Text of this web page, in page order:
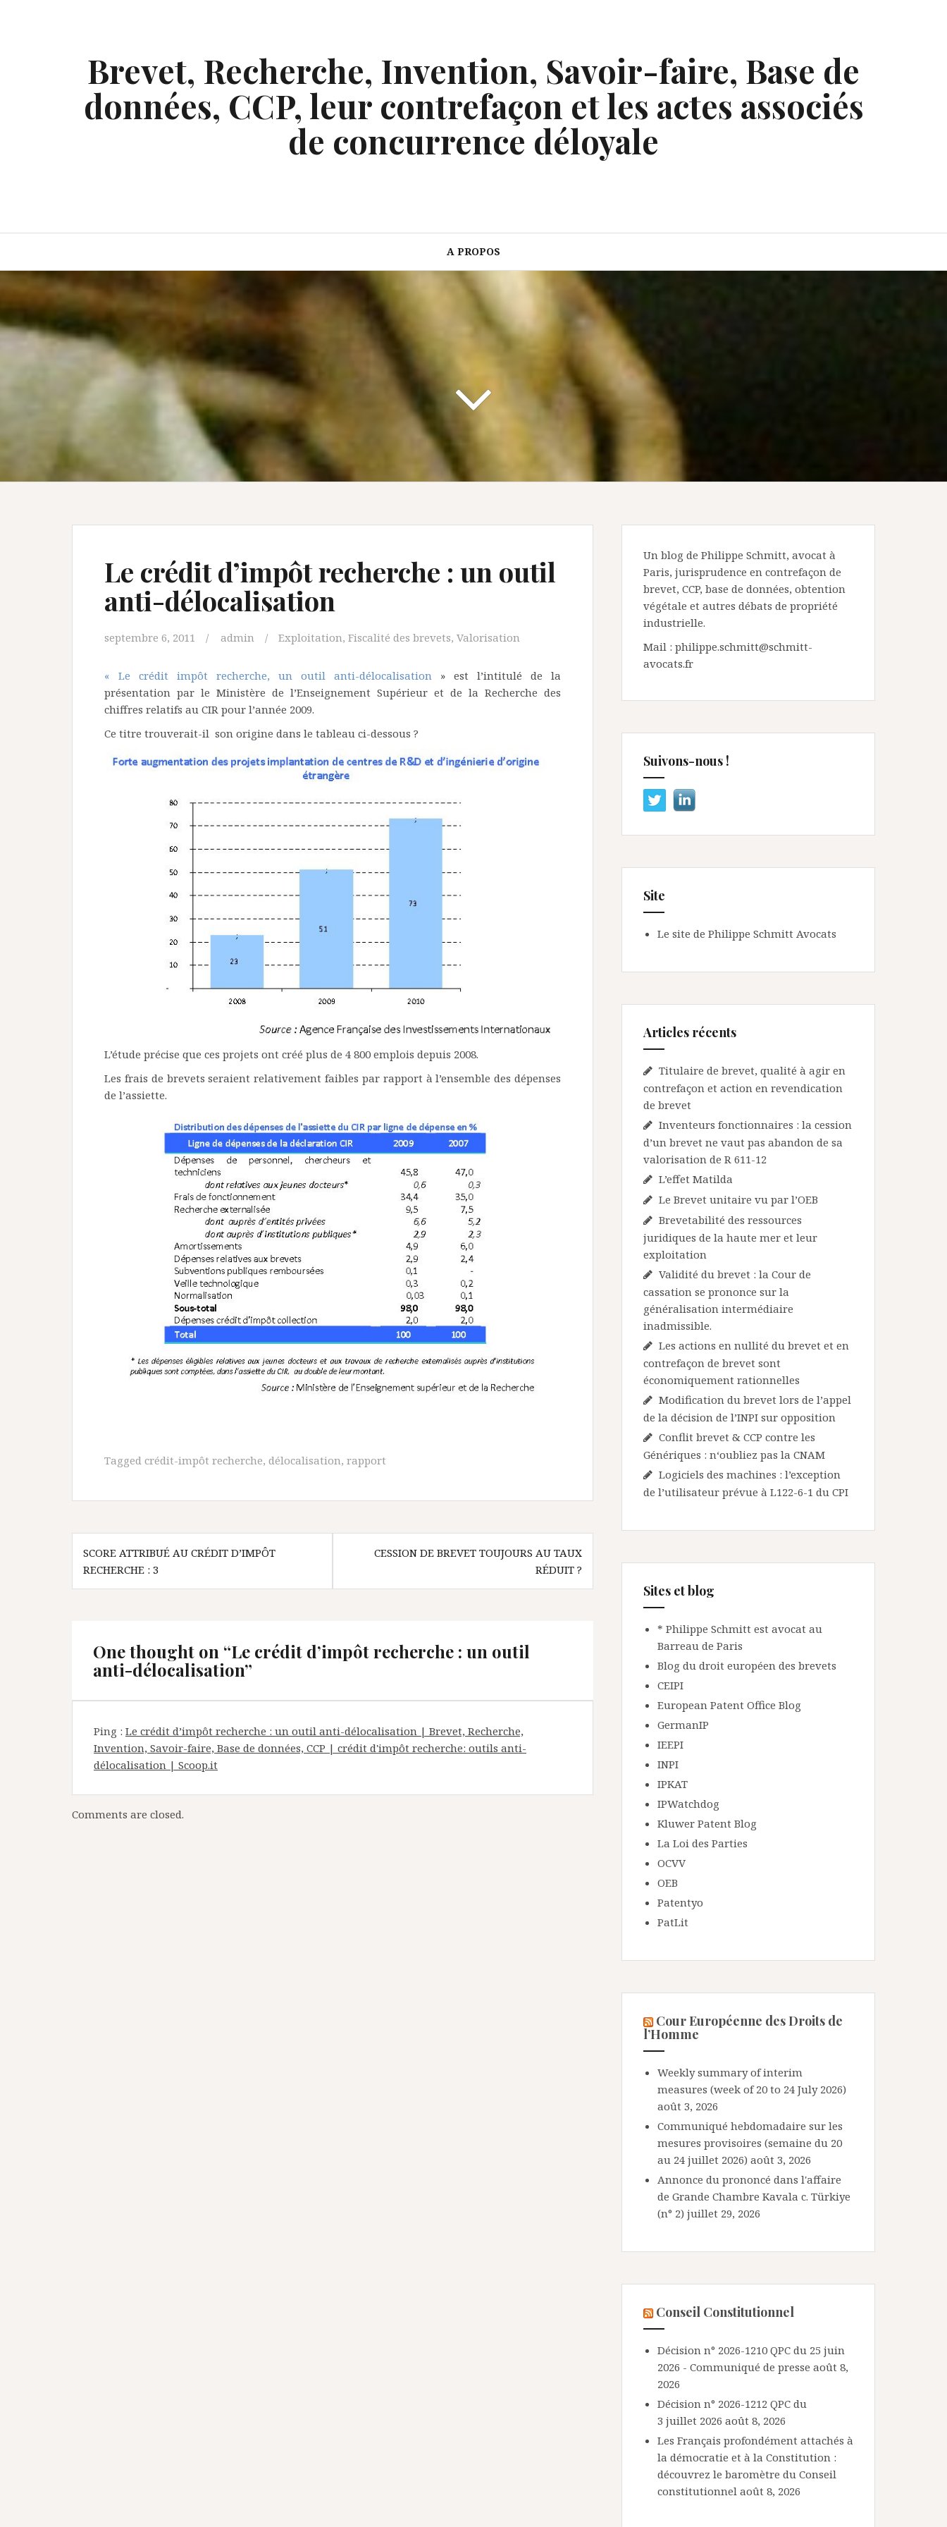
Brevet, Recherche, Invention, Savoir-faire, Base de
données, CCP, leur contrefaçon et les actes associés
de concurrence déloyale
A PROPOS
Le crédit d’impôt recherche : un outil
anti-délocalisation
septembre 6, 2011 admin Exploitation, Fiscalité des brevets, Valorisation
« Le crédit impôt recherche, un outil anti-délocalisation » est l’intitulé de la
présentation par le Ministère de l’Enseignement Supérieur et de la Recherche des
chiffres relatifs au CIR pour l’année 2009.
Ce titre trouverait-il son origine dans le tableau ci-dessous ?
L’étude précise que ces projets ont créé plus de 4 800 emplois depuis 2008.
Les frais de brevets seraient relativement faibles par rapport à l’ensemble des dépenses
de l’assiette.
Tagged crédit-impôt recherche, délocalisation, rapport
Navigation
de
l’article
SCORE ATTRIBUÉ AU CRÉDIT D’IMPÔT
RECHERCHE : 3
CESSION DE BREVET TOUJOURS AU TAUX
RÉDUIT ?
One thought on “Le crédit d’impôt recherche : un outil
anti-délocalisation”
Ping : Le crédit d’impôt recherche : un outil anti-délocalisation | Brevet, Recherche,
Invention, Savoir-faire, Base de données, CCP | crédit d'impôt recherche: outils anti-
délocalisation | Scoop.it
Comments are closed.
Un blog de Philippe Schmitt, avocat à
Paris, jurisprudence en contrefaçon de
brevet, CCP, base de données, obtention
végétale et autres débats de propriété
industrielle.
Mail : philippe.schmitt@schmitt-
avocats.fr
Suivons-nous !
Site
Le site de Philippe Schmitt Avocats
Articles récents
Titulaire de brevet, qualité à agir en
contrefaçon et action en revendication
de brevet
Inventeurs fonctionnaires : la cession
d’un brevet ne vaut pas abandon de sa
valorisation de R 611-12
L’effet Matilda
Le Brevet unitaire vu par l’OEB
Brevetabilité des ressources
juridiques de la haute mer et leur
exploitation
Validité du brevet : la Cour de
cassation se prononce sur la
généralisation intermédiaire
inadmissible.
Les actions en nullité du brevet et en
contrefaçon de brevet sont
économiquement rationnelles
Modification du brevet lors de l’appel
de la décision de l’INPI sur opposition
Conflit brevet & CCP contre les
Génériques : n‘oubliez pas la CNAM
Logiciels des machines : l’exception
de l’utilisateur prévue à L122-6-1 du CPI
Sites et blog
* Philippe Schmitt est avocat au
Barreau de Paris
Blog du droit européen des brevets
CEIPI
European Patent Office Blog
GermanIP
IEEPI
INPI
IPKAT
IPWatchdog
Kluwer Patent Blog
La Loi des Parties
OCVV
OEB
Patentyo
PatLit
Cour Européenne des Droits de
l’Homme
Weekly summary of interim
measures (week of 20 to 24 July 2026)
août 3, 2026
Communiqué hebdomadaire sur les
mesures provisoires (semaine du 20
au 24 juillet 2026) août 3, 2026
Annonce du prononcé dans l'affaire
de Grande Chambre Kavala c. Türkiye
(n° 2) juillet 29, 2026
Conseil Constitutionnel
Décision n° 2026-1210 QPC du 25 juin
2026 - Communiqué de presse août 8,
2026
Décision n° 2026-1212 QPC du
3 juillet 2026 août 8, 2026
Les Français profondément attachés à
la démocratie et à la Constitution :
découvrez le baromètre du Conseil
constitutionnel août 8, 2026